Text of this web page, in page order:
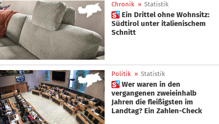
Chronik » Statistik
 Ein Drittel ohne Wohnsitz:
Südtirol unter italienischem
Schnitt
Politik » Statistik
 Wer waren in den
vergangenen zweieinhalb
Jahren die fleißigsten im
Landtag? Ein Zahlen-Check